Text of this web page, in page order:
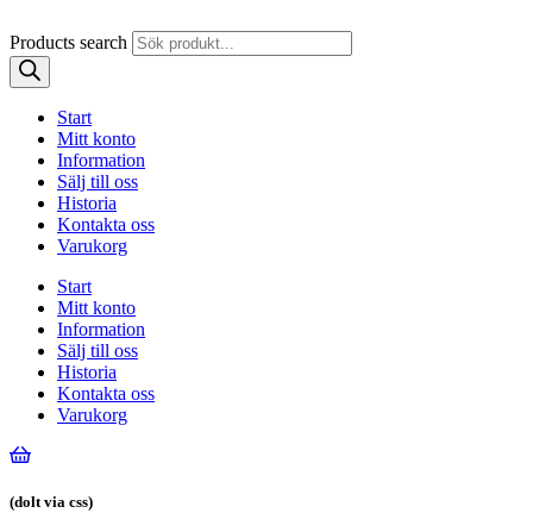
Products search
Start
Mitt konto
Information
Sälj till oss
Historia
Kontakta oss
Varukorg
Start
Mitt konto
Information
Sälj till oss
Historia
Kontakta oss
Varukorg
(dolt via css)